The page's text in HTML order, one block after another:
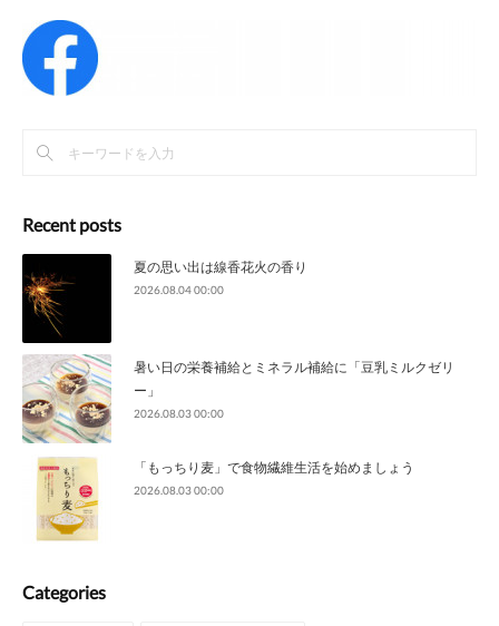
Recent posts
夏の思い出は線香花火の香り
2026.08.04 00:00
暑い日の栄養補給とミネラル補給に「豆乳ミルクゼリ
ー」
2026.08.03 00:00
「もっちり麦」で食物繊維生活を始めましょう
2026.08.03 00:00
Categories